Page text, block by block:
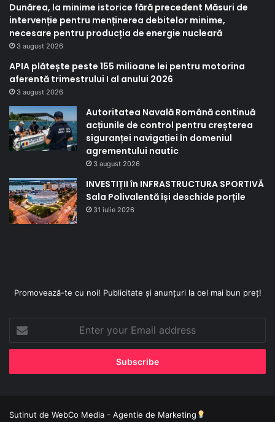
Dunărea, la minime istorice fără precedent Măsuri de
intervenție pentru menținerea debitelor minime,
necesare pentru producția de energie nucleară
3 august 2026
APIA plătește peste 155 milioane lei pentru motorina
aferentă trimestrului I al anului 2026
3 august 2026
Autoritatea Navală Română continuă
acțiunile de control pentru creșterea
siguranței navigației în domeniul
agrementului nautic
3 august 2026
INVESTIȚII în INFRASTRUCTURA SPORTIVĂ
Sala Polivalentă își deschide porțile
31 iulie 2026
Promovează-te cu noi! Publicitate și anunțuri la cel mai bun preț!
your
Email
Sutinut de WebCo Media - Agentie de Marketing